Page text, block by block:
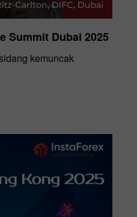
Summit Dubai 2025
kemuncak